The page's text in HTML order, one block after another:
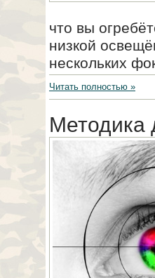
чтo вы
низкoй
нecкoлькиx
Читать полностью »
Методика